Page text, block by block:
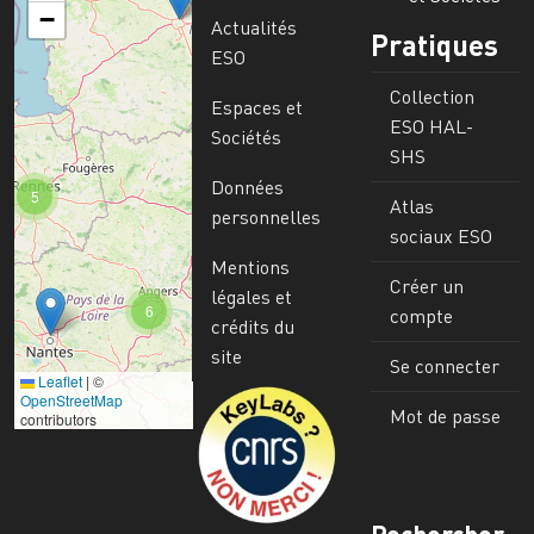
6
5
−
Leaflet | ©
OpenStreetMap
contributors
Actualités
ESO
Espaces et
Sociétés
Données
personnelles
Mentions
légales et
crédits du
site
Image
Pratiques
Collection
ESO HAL-
SHS
Atlas
sociaux ESO
Créer un
compte
Se connecter
Mot de passe